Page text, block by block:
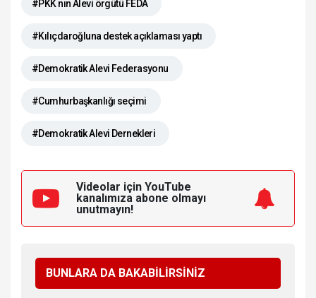
#PKK nın Alevi örgütü FEDA
#Kılıçdaroğluna destek açıklaması yaptı
#Demokratik Alevi Federasyonu
#Cumhurbaşkanlığı seçimi
#Demokratik Alevi Dernekleri
Videolar için YouTube
kanalımıza abone olmayı
unutmayın!
BUNLARA DA BAKABİLİRSİNİZ